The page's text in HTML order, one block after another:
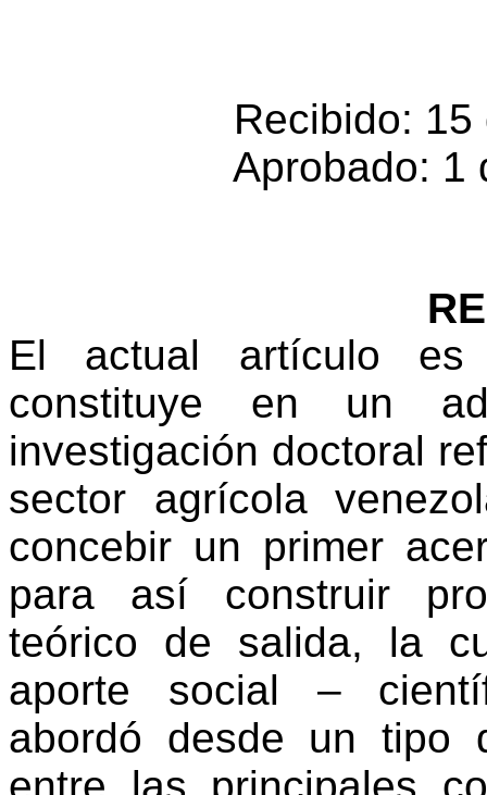
Recibido:
Aprobado: 1
El actual artículo es
constituye en un
investigación doctoral
sector agrícola
concebir un primer
para así construir
teórico de salida, la
aporte social –
abordó desde un tipo